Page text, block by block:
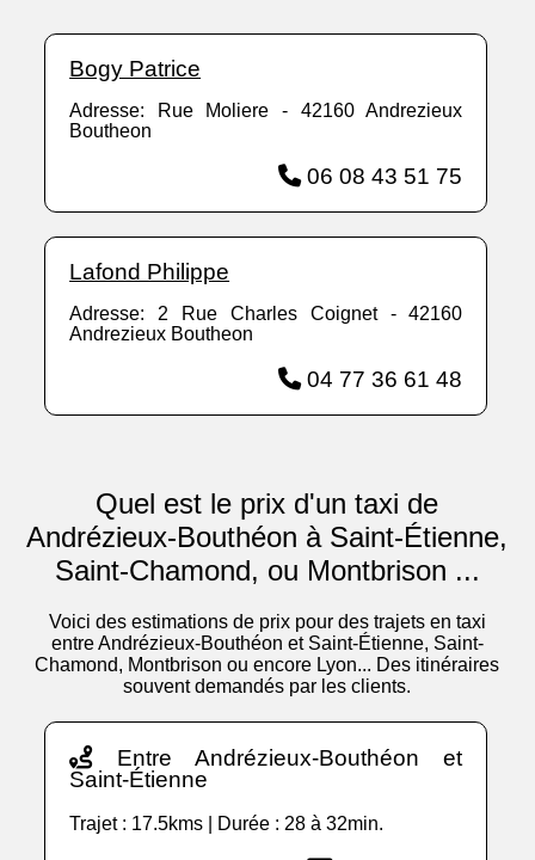
Bogy Patrice
Adresse: Rue Moliere - 42160 Andrezieux
Boutheon
06 08 43 51 75
Lafond Philippe
Adresse: 2 Rue Charles Coignet - 42160
Andrezieux Boutheon
04 77 36 61 48
Quel est le prix d'un taxi de
Andrézieux-Bouthéon à Saint-Étienne,
Saint-Chamond, ou Montbrison ...
Voici des estimations de prix pour des trajets en taxi
entre Andrézieux-Bouthéon et Saint-Étienne, Saint-
Chamond, Montbrison ou encore Lyon... Des itinéraires
souvent demandés par les clients.
Entre Andrézieux-Bouthéon et
Saint-Étienne
Trajet : 17.5kms | Durée : 28 à 32min.